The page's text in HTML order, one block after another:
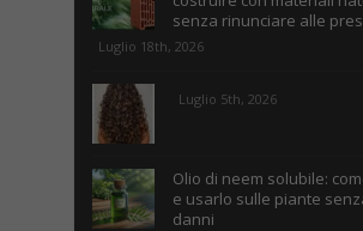
senza rinunciare alle
Luglio 18th, 2026
Luglio 5th, 2026
Olio di neem solubile:
e usarlo sulle piante
danni